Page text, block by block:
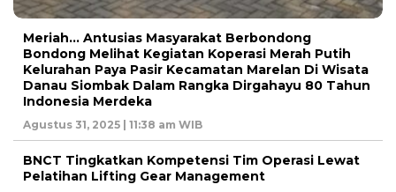
Meriah… Antusias Masyarakat Berbondong
Bondong Melihat Kegiatan Koperasi Merah Putih
Kelurahan Paya Pasir Kecamatan Marelan Di Wisata
Danau Siombak Dalam Rangka Dirgahayu 80 Tahun
Indonesia Merdeka
Agustus 31, 2025 | 11:38 am WIB
BNCT Tingkatkan Kompetensi Tim Operasi Lewat
Pelatihan Lifting Gear Management